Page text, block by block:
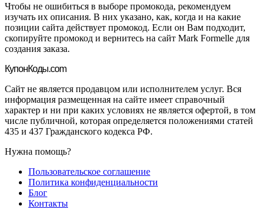
Чтобы не ошибиться в выборе промокода, рекомендуем
изучать их описания. В них указано, как, когда и на какие
позиции сайта действует промокод. Если он Вам подходит,
скопируйте промокод и вернитесь на сайт Mark Formelle для
создания заказа.
КупонКоды.com
Сайт не является продавцом или исполнителем услуг. Вся
информация размещенная на сайте имеет справочный
характер и ни при каких условиях не является офертой, в том
числе публичной, которая определяется положениями статей
435 и 437 Гражданского кодекса РФ.
Нужна помощь?
Пользовательское соглашение
Политика конфиденциальности
Блог
Контакты